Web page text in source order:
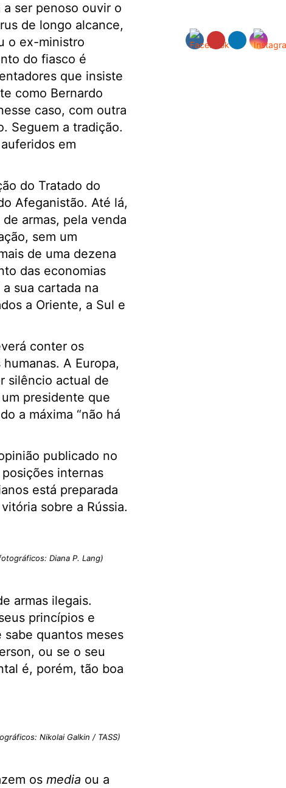
ser penoso ouvir o
de longo alcance,
o ex-ministro
do fiasco é
que insiste
como Bernardo
caso, com outra
Seguem a tradição.
em
do Tratado do
Afeganistão. Até lá,
armas, pela venda
sem um
de uma dezena
das economias
sua cartada na
a Oriente, a Sul e
conter os
A Europa,
silêncio actual de
presidente que
a máxima “não há
publicado no
internas
está preparada
sobre a Rússia.
Diana P. Lang)
armas ilegais.
princípios e
sabe quantos meses
ou se o seu
é, porém, tão boa
Nikolai Galkin / TASS)
os media ou a